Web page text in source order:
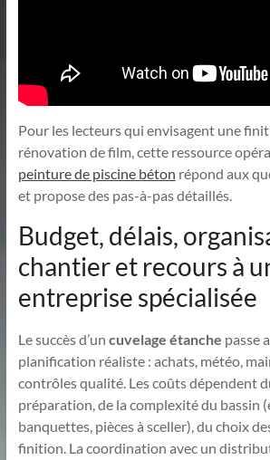
Pour les lecteurs qui envisagent une
rénovation de film, cette ressource
peinture de piscine béton répond aux
et propose des pas-à-pas détaillés.
Budget, délais,
chantier et recours à
entreprise spécialisée
Le succès d’un cuvelage étanche passe
planification réaliste : achats, météo,
contrôles qualité. Les coûts dépendent
préparation, de la complexité du bassin
banquettes, pièces à sceller), du choix
finition. La coordination avec un